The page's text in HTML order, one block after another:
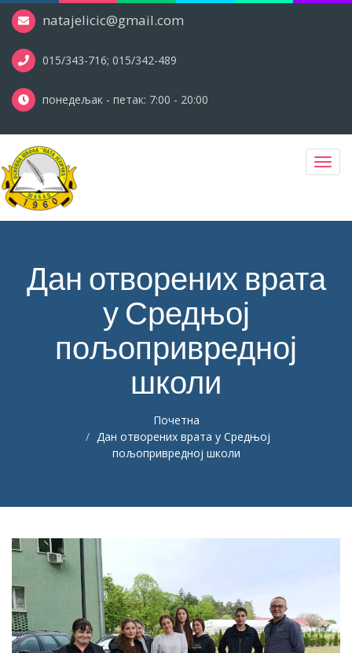
natajelicic@gmail.com
015/343-716; 015/342-489
понедељак - петак: 7:00 - 20:00
Дан отворених врата
у Средњој
пољопривредној
школи
Почетна
Дан отворених врата у Средњој
пољопривредној школи